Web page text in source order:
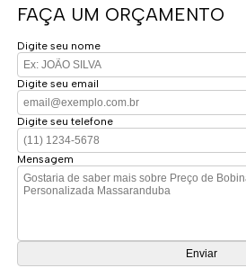
FAÇA UM ORÇAMENTO
Digite seu nome
Digite seu email
Digite seu telefone
Mensagem